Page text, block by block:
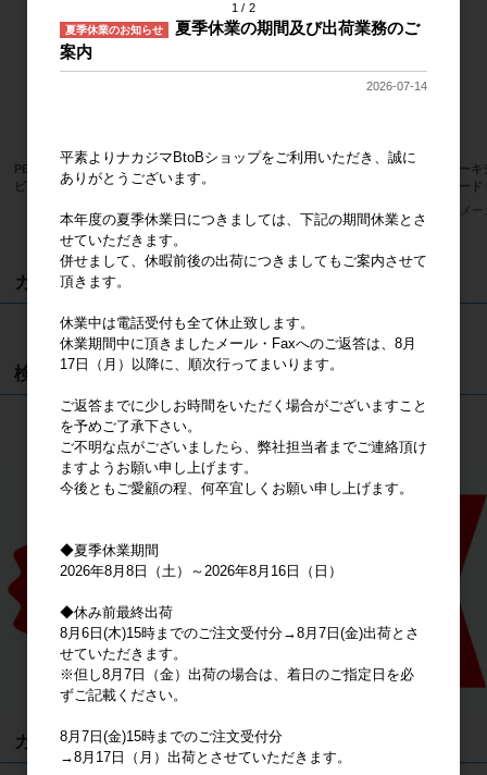
PEANUTS ＨＵＧＨＵＧ スヌー
ピー ぬいぐるみＭ 黒
メーカー希望小売価格
3,600円
サンリオキャラクターズ ハンギョド
メーカー希望小売価格
2,400円
ハロー
ンダー
メ
カート
カートは空です
検索
カテゴリ
1 2
夏季休業のお知らせ
夏季休業の期間及び出荷業務のご
案内
2026-07-14
平素よりナカジマBtoBショップをご利用いただき、誠に
ありがとうございます。
本年度の夏季休業日につきましては、下記の期間休業とさ
せていただきます。
併せまして、休暇前後の出荷につきましてもご案内させて
頂きます。
休業中は電話受付も全て休止致します。
休業期間中に頂きましたメール・Faxへのご返答は、8月
17日（月）以降に、順次行ってまいります。
ご返答までに少しお時間をいただく場合がございますこと
を予めご了承下さい。
ご不明な点がございましたら、弊社担当者までご連絡頂け
ますようお願い申し上げます。
今後ともご愛顧の程、何卒宜しくお願い申し上げます。
◆夏季休業期間
2026年8月8日（土）～2026年8月16日（日）
◆休み前最終出荷
8月6日(木)15時までのご注文受付分→8月7日(金)出荷とさ
せていただきます。
※但し8月7日（金）出荷の場合は、着日のご指定日を必
ずご記載ください。
8月7日(金)15時までのご注文受付分
→8月17日（月）出荷とさせていただきます。